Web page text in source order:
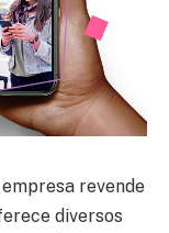
empresa revende
diversos